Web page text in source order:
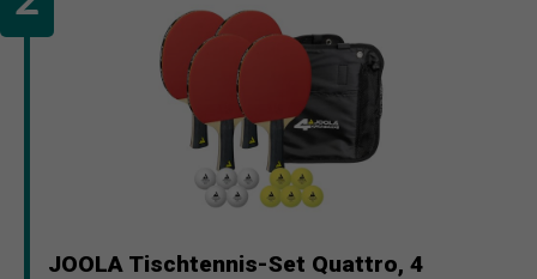
JOOLA Tischtennis-Set Quattro, 4